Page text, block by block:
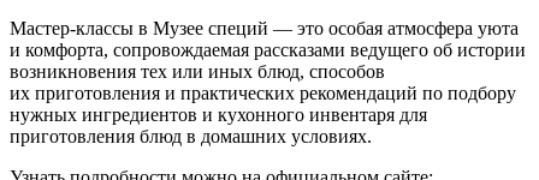
Мастер-классы в Музее специй — это особая атмосфера уюта
и комфорта, сопровождаемая рассказами ведущего об истории
возникновения тех или иных блюд, способов
их приготовления и практических рекомендаций по подбору
нужных ингредиентов и кухонного инвентаря для
приготовления блюд в домашних условиях.